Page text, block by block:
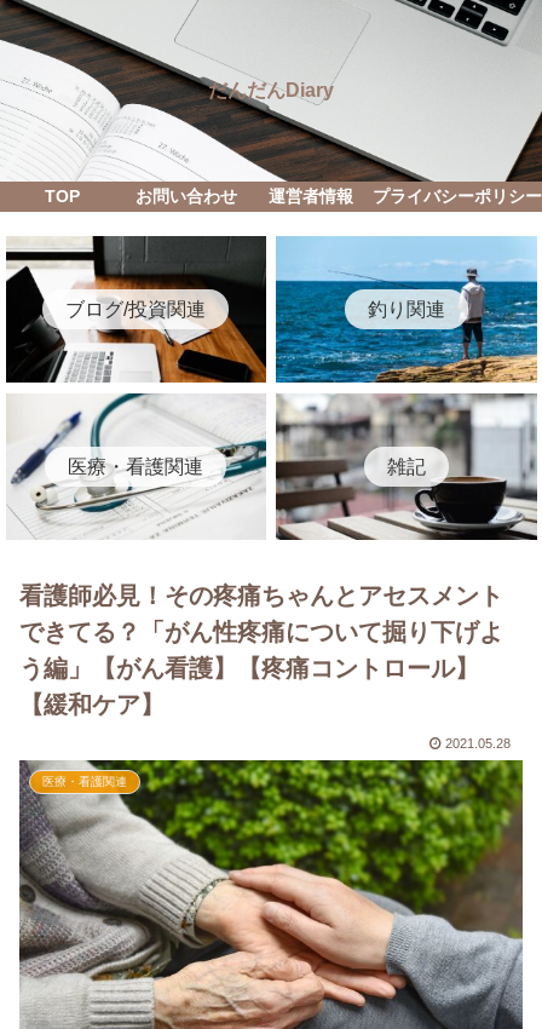
だんだんDiary
TOP お問い合わせ 運営者情報 プライバシーポリシー
ブログ/投資関連 釣り関連
医療・看護関連 雑記
看護師必見！その疼痛ちゃんとアセスメント
できてる？「がん性疼痛について掘り下げよ
う編」【がん看護】【疼痛コントロール】
【緩和ケア】
2021.05.28
医療・看護関連